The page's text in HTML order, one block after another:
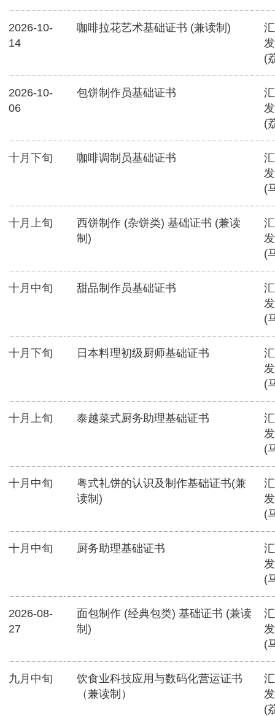
2026-10-
14
咖啡拉花艺术基础证书 (兼读制)
(
2026-10-
06
包饼制作员基础证书
(
十月下旬 咖啡调制员基础证书
(
十月上旬
西饼制作 (杂饼类) 基础证书 (兼读
制)
(
十月中旬 甜品制作员基础证书
(
十月下旬 日本料理初级厨师基础证书
(
十月上旬 泰越菜式厨务助理基础证书
(
十月中旬
粤式礼饼的认识及制作基础证书(兼
读制)
(
十月中旬 厨务助理基础证书
(
2026-08-
27
面包制作 (经典包类) 基础证书 (兼读
制)
(
九月中旬
饮食业科技应用与数码化营运证书
（兼读制）
(